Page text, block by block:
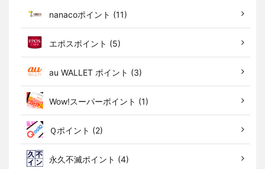
nanacoポイント (11)
エポスポイント (5)
au WALLET ポイント (3)
Wow!スーパーポイント (1)
Ｑポイント (2)
永久不滅ポイント (4)